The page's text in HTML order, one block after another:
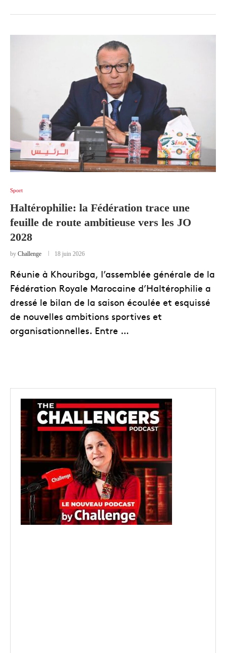
Sport
Haltérophilie: la Fédération trace une
feuille de route ambitieuse vers les JO
2028
by Challenge 18 juin 2026
Réunie à Khouribga, l’assemblée générale de la
Fédération Royale Marocaine d’Haltérophilie a
dressé le bilan de la saison écoulée et esquissé
de nouvelles ambitions sportives et
organisationnelles. Entre …